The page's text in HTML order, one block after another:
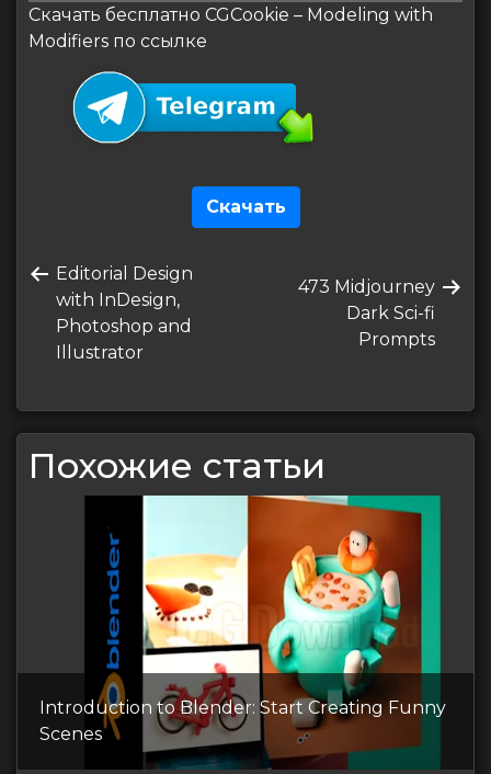
Скачать бесплатно CGCookie – Modeling with
Modifiers по ссылке
Скачать
по
записям
Предыдущая
запись
Editorial Design
with InDesign,
Photoshop and
Illustrator
Следующая
запись
473 Midjourney
Dark Sci-fi
Prompts
Похожие статьи
Introduction to Blender: Start Creating Funny
Scenes